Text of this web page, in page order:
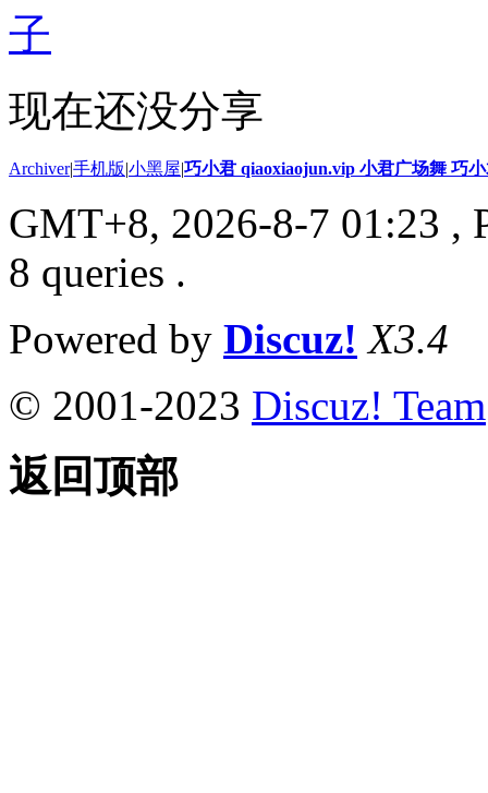
子
现在还没分享
Archiver|手机版|小黑屋|巧小君 qiaoxiaojun.vip 小君广场舞 巧
GMT+8, 2026-8-7 01:23 ,
8 queries .
Powered by Discuz! X3.4
© 2001-2023 Discuz! Team
返回顶部